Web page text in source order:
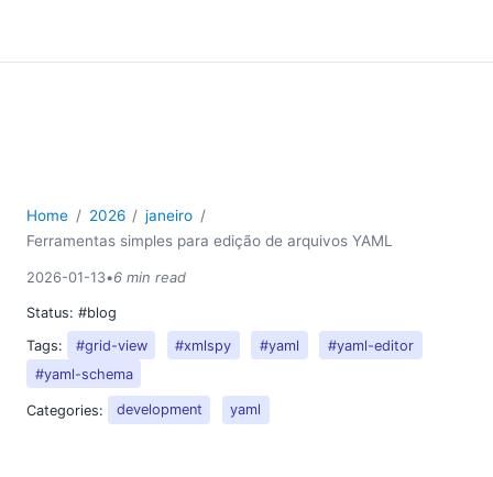
Home 2026
janeiro
Ferramentas simples para edição de arquivos YAML
2026-01-13•6 min read
Status: #blog
Tags:
#grid-view #xmlspy #yaml
#yaml-editor
#yaml-schema
Categories: development yaml